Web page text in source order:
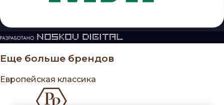
Еще больше брендов
Европейская классика